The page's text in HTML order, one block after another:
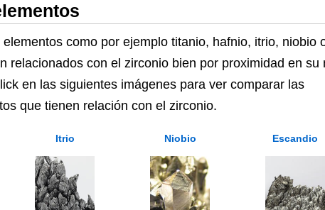
como por ejemplo titanio, hafnio, itrio, niobio
relacionados con el zirconio bien por proximidad en su
en las siguientes imágenes para ver comparar las
que tienen relación con el zirconio.
Itrio Niobio Escandio